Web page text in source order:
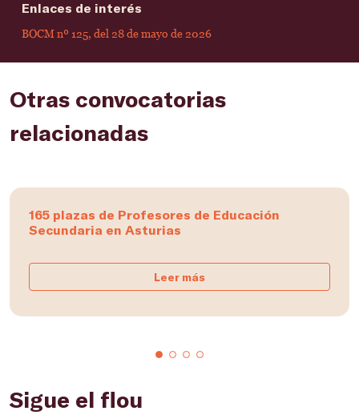
Enlaces de interés
BOCM nº 125, del 28 de mayo de 2026
Otras convocatorias
relacionadas
165 plazas de Profesores de Educación
Secundaria en Asturias
Leer más
Sigue el flou